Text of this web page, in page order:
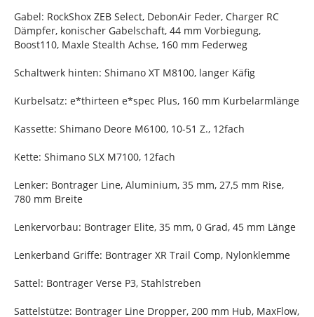
Gabel: RockShox ZEB Select, DebonAir Feder, Charger RC
Dämpfer, konischer Gabelschaft, 44 mm Vorbiegung,
Boost110, Maxle Stealth Achse, 160 mm Federweg
Schaltwerk hinten: Shimano XT M8100, langer Käfig
Kurbelsatz: e*thirteen e*spec Plus, 160 mm Kurbelarmlänge
Kassette: Shimano Deore M6100, 10-51 Z., 12fach
Kette: Shimano SLX M7100, 12fach
Lenker: Bontrager Line, Aluminium, 35 mm, 27,5 mm Rise,
780 mm Breite
Lenkervorbau: Bontrager Elite, 35 mm, 0 Grad, 45 mm Länge
Lenkerband Griffe: Bontrager XR Trail Comp, Nylonklemme
Sattel: Bontrager Verse P3, Stahlstreben
Sattelstütze: Bontrager Line Dropper, 200 mm Hub, MaxFlow,